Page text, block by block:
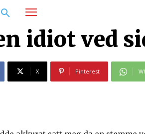
idiot ved
X Pinterest